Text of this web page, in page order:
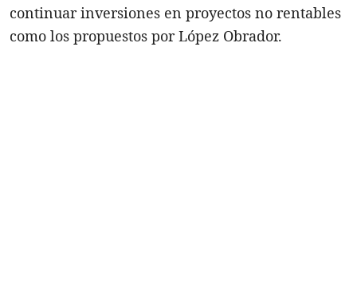
continuar inversiones en proyectos no rentables
como los propuestos por López Obrador.